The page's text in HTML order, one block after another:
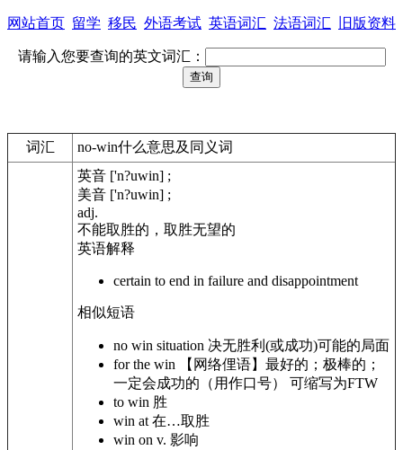
网站首页 留学 移民 外语考试 英语词汇 法语词汇 旧版资料
请输入您要查询的英文词汇：
词汇 no-win什么意思及同义词
英音 ['n?uwin] ;
美音 ['n?uwin] ;
adj.
不能取胜的，取胜无望的
英语解释
certain to end in failure and disappointment
相似短语
no win situation 决无胜利(或成功)可能的局面
for the win
【网络俚语】最好的；极棒的；
一定会成功的（用作口号） 可缩写为FTW
to win 胜
win at 在…取胜
win on v. 影响